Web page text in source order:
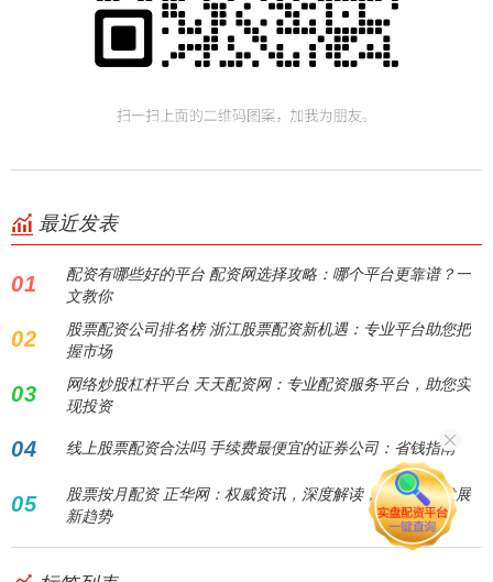
最近发表
01
配资有哪些好的平台 配资网选择攻略：哪个平台更靠谱？一
文教你
02
股票配资公司排名榜 浙江股票配资新机遇：专业平台助您把
握市场
03
网络炒股杠杆平台 天天配资网：专业配资服务平台，助您实
现投资
04 线上股票配资合法吗 手续费最便宜的证券公司：省钱指南
05
股票按月配资 正华网：权威资讯，深度解读，洞察中国发展
新趋势